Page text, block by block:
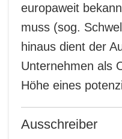
europaweit
muss (sog.
hinaus dient der
Unternehmen als
Höhe eines
Ausschreiber